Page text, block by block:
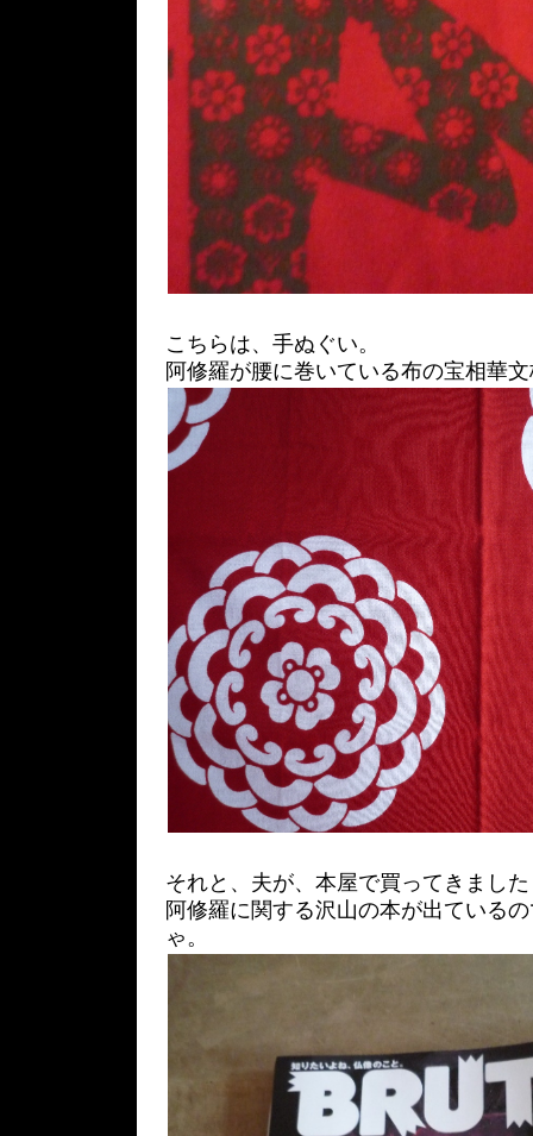
こちらは、手ぬぐい。
阿修羅が腰に巻いている布の宝相華
それと、夫が、本屋で買ってきまし
阿修羅に関する沢山の本が出ている
ゃ。